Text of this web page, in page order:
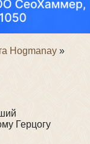
Hogmanay »
Герцогу